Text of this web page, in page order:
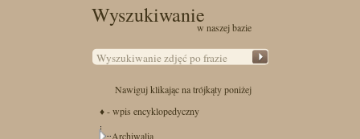
Wyszukiwaniew naszej bazie
Nawiguj klikając na trójkąty poniżej
♦ - wpis encyklopedyczny
Archiwalia